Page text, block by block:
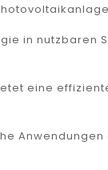
in nutzbaren
eine